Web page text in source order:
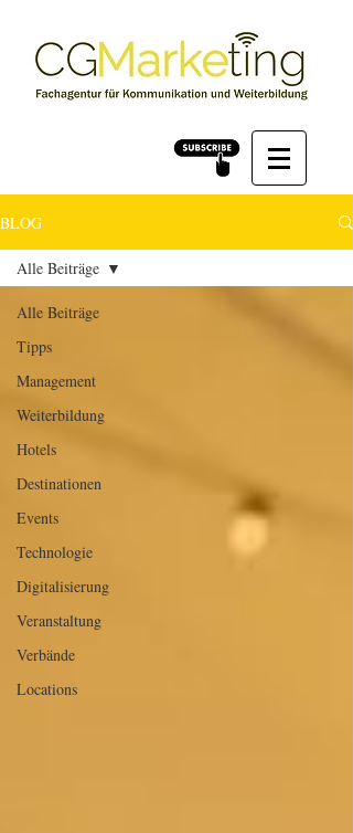
BLOG
Alle Beiträge
Tipps
Management
Weiterbildung
Hotels
Destinationen
Events
Technologie
Digitalisierung
Veranstaltung
Verbände
Locations
Alle Beiträge